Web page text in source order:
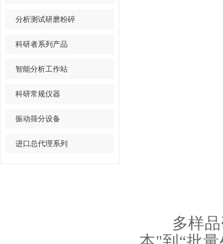
分析测试研磨粉碎
科研者系列产品
智能分析工作站
科研常规仪器
振动筛分设备
进口总代理系列
多样品研